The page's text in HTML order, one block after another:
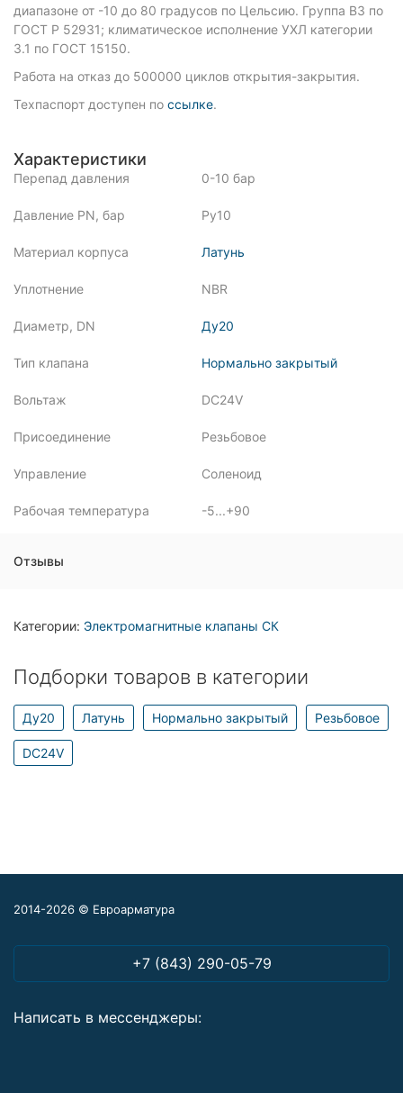
диапазоне от -10 до 80 градусов по Цельсию. Группа В3 по
ГОСТ Р 52931; климатическое исполнение УХЛ категории
3.1 по ГОСТ 15150.
Работа на отказ до 500000 циклов открытия-закрытия.
Техпаспорт доступен по ссылке.
Характеристики
Перепад давления 0-10 бар
Давление PN, бар Ру10
Материал корпуса Латунь
Уплотнение NBR
Диаметр, DN Ду20
Тип клапана Нормально закрытый
Вольтаж DC24V
Присоединение Резьбовое
Управление Соленоид
Рабочая температура -5...+90
Отзывы
Категории: Электромагнитные клапаны СК
Подборки товаров в категории
Ду20 Латунь Нормально закрытый Резьбовое
DC24V
2014-2026 © Евроарматура
+7 (843) 290-05-79
Написать в мессенджеры: